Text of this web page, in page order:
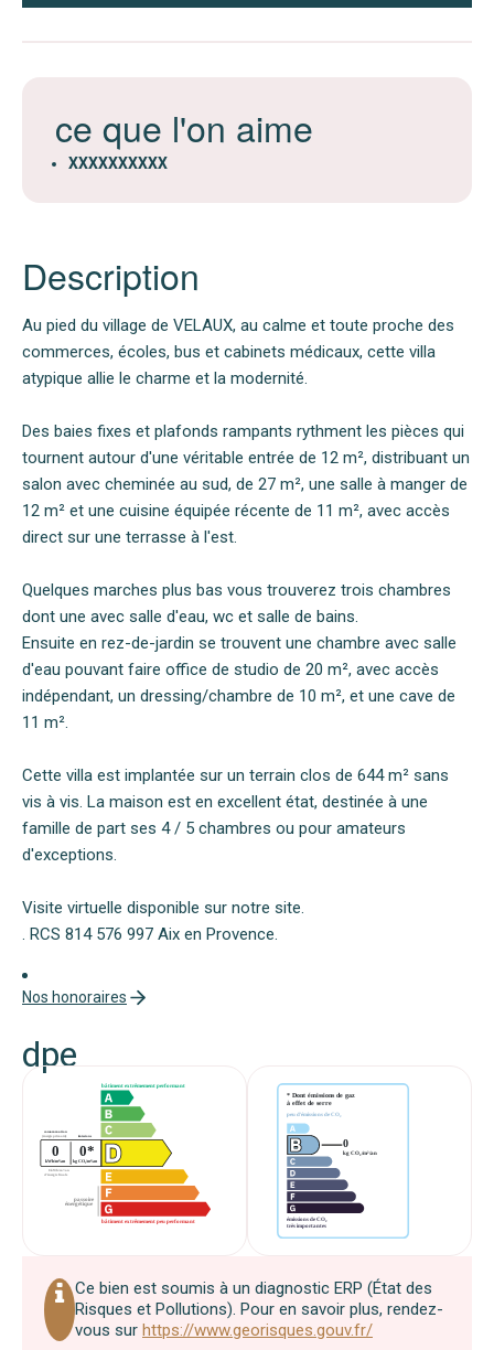
ce que l'on aime
XXXXXXXXXX
Description
Au pied du village de VELAUX, au calme et toute proche des
commerces, écoles, bus et cabinets médicaux, cette villa
atypique allie le charme et la modernité.
Des baies fixes et plafonds rampants rythment les pièces qui
tournent autour d'une véritable entrée de 12 m², distribuant un
salon avec cheminée au sud, de 27 m², une salle à manger de
12 m² et une cuisine équipée récente de 11 m², avec accès
direct sur une terrasse à l'est.
Quelques marches plus bas vous trouverez trois chambres
dont une avec salle d'eau, wc et salle de bains.
Ensuite en rez-de-jardin se trouvent une chambre avec salle
d'eau pouvant faire office de studio de 20 m², avec accès
indépendant, un dressing/chambre de 10 m², et une cave de
11 m².
Cette villa est implantée sur un terrain clos de 644 m² sans
vis à vis. La maison est en excellent état, destinée à une
famille de part ses 4 / 5 chambres ou pour amateurs
d'exceptions.
Visite virtuelle disponible sur notre site.
. RCS 814 576 997 Aix en Provence.
Nos honoraires
dpe
Ce bien est soumis à un diagnostic ERP (État des
Risques et Pollutions). Pour en savoir plus, rendez-
vous sur https://www.georisques.gouv.fr/